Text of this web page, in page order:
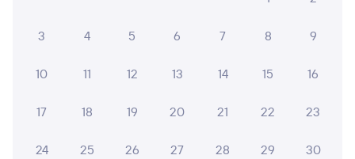
Мы используем cookies для более удобной работы
3 4 5 6 7 8 9
10 11 12 13 14 15 16
17 18 19 20 21 22 23
24 25 26 27 28 29 30